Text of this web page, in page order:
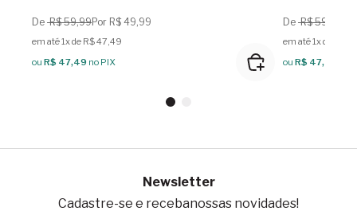
De R$ 59,99Por R$ 49,99
em até 1x de R$ 47,49
ou R$ 47,49 no PIX
De R$ 59,99
em até 1x de R$
ou R$ 47,49
Newsletter
Cadastre-se e recebanossas novidades!